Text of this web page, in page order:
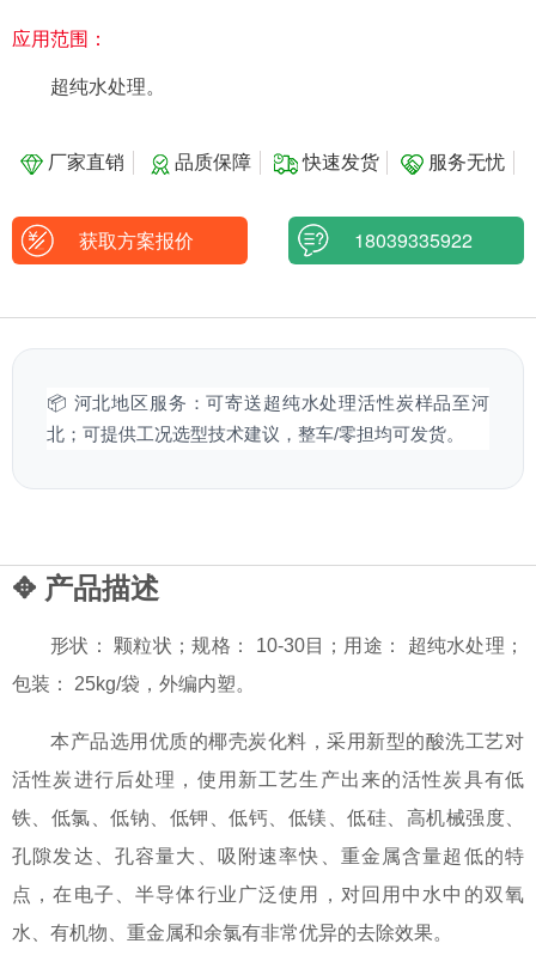
应用范围：
超纯水处理。
厂家直销 品质保障 快速发货 服务无忧
获取方案报价 18039335922
📦 河北地区服务：可寄送超纯水处理活性炭样品至河
北；可提供工况选型技术建议，整车/零担均可发货。
✥ 产品描述
形状： 颗粒状；规格： 10-30目；用途： 超纯水处理；
包装： 25kg/袋，外编内塑。
本产品选用优质的椰壳炭化料，采用新型的酸洗工艺对
活性炭进行后处理，使用新工艺生产出来的活性炭具有低
铁、低氯、低钠、低钾、低钙、低镁、低硅、高机械强度、
孔隙发达、孔容量大、吸附速率快、重金属含量超低的特
点，在电子、半导体行业广泛使用，对回用中水中的双氧
水、有机物、重金属和余氯有非常优异的去除效果。